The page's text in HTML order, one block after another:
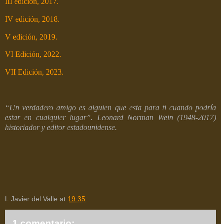
IV edición, 2018.
V edición, 2019.
VI Edición, 2022.
VII Edición, 2023.
“Un verdadero amigo es alguien que esta para ti cuando podría
estar en cualquier lugar”. Leonard Norman Wein (1948-2017)
historiador y editor estadounidense.
L.Javier del Valle at 19:35